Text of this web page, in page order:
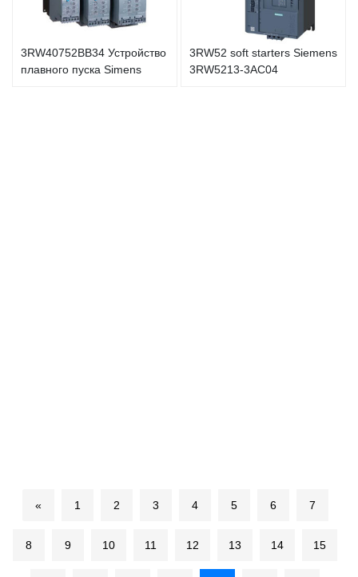
3RW40752BB34 Устройство
плавного пуска Simens
3RW52 soft starters Siemens
3RW5213-3AC04
« 1 2 3 4 5 6 7
8 9 10 11 12 13 14 15